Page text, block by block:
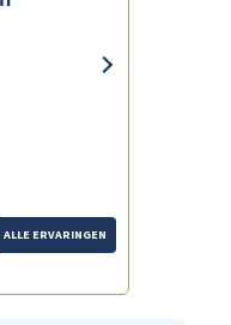
next
ALLE ERVARINGEN